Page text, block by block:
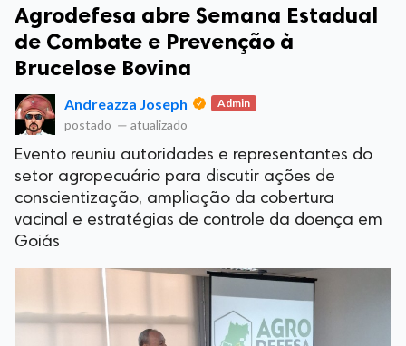
Agrodefesa abre Semana Estadual
de Combate e Prevenção à
Brucelose Bovina
Andreazza Joseph Admin
postado — atualizado
Evento reuniu autoridades e representantes do
setor agropecuário para discutir ações de
conscientização, ampliação da cobertura
vacinal e estratégias de controle da doença em
Goiás